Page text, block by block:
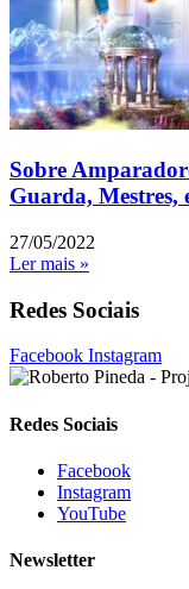
Sobre
Guarda, Mestres,
27/05/2022
Ler mais »
Redes Sociais
Facebook Instagram
Redes Sociais
Facebook
Instagram
YouTube
Newsletter